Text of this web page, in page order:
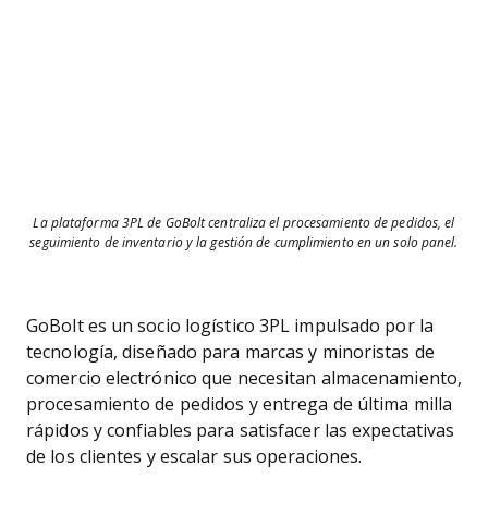
La plataforma 3PL de GoBolt centraliza el procesamiento de pedidos, el
seguimiento de inventario y la gestión de cumplimiento en un solo panel.
GoBolt es un socio logístico 3PL impulsado por la
tecnología, diseñado para marcas y minoristas de
comercio electrónico que necesitan almacenamiento,
procesamiento de pedidos y entrega de última milla
rápidos y confiables para satisfacer las expectativas
de los clientes y escalar sus operaciones.